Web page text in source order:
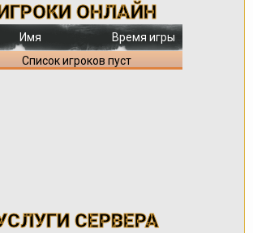
ОНЛАЙН
Имя
Время игры
Список игроков пуст
СЕРВЕРА